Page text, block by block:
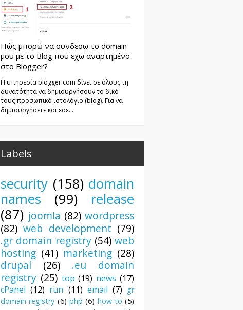
Πώς μπορώ να συνδέσω το domain
μου με το Blog που έχω αναρτημένο
στο Blogger?
Η υπηρεσία blogger.com δίνει σε όλους τη
δυνατότητα να δημιουργήσουν το δικό
τους προσωπικό ιστολόγιο (blog). Για να
δημιουργήσετε και εσε...
Labels
security (158) domain
names
(99)
release
(87) joomla (82) wordpress
(82) web development (79)
.gr domain registry (54) web
hosting (41) marketing (28)
drupal
(26)
.eu domain
registry (25) top (19) news (17)
cPanel (12) run (11) email (7) gr
domain registry (6) php (6) how-to (5)